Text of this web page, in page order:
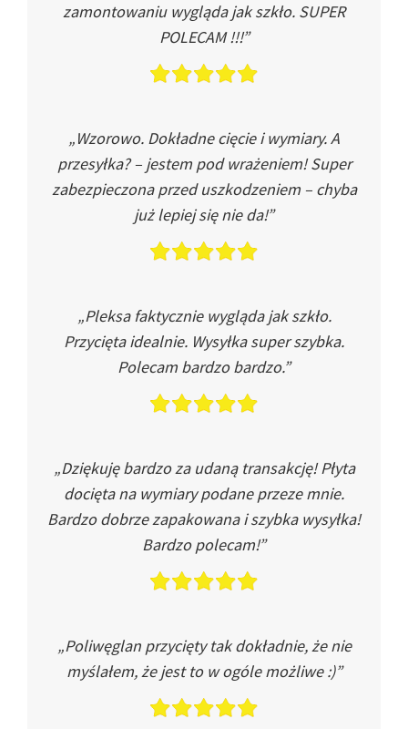
zamontowaniu wygląda jak szkło. SUPER
POLECAM !!!”
„Wzorowo. Dokładne cięcie i wymiary. A
przesyłka? – jestem pod wrażeniem! Super
zabezpieczona przed uszkodzeniem – chyba
już lepiej się nie da!”
„Pleksa faktycznie wygląda jak szkło.
Przycięta idealnie. Wysyłka super szybka.
Polecam bardzo bardzo.”
„Dziękuję bardzo za udaną transakcję! Płyta
docięta na wymiary podane przeze mnie.
Bardzo dobrze zapakowana i szybka wysyłka!
Bardzo polecam!”
„Poliwęglan przycięty tak dokładnie, że nie
myślałem, że jest to w ogóle możliwe :)”